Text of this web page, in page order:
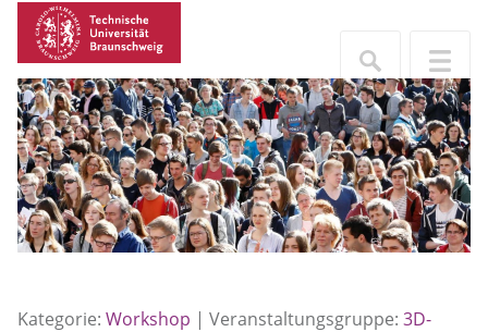
Kategorie: Workshop | Veranstaltungsgruppe: 3D-